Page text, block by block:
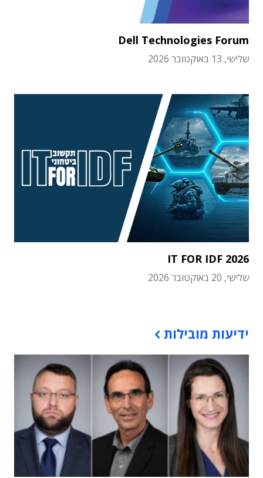
Dell Technologies Forum
שלישי, 13 באוקטובר 2026
IT FOR IDF 2026
שלישי, 20 באוקטובר 2026
ידיעות מובילות